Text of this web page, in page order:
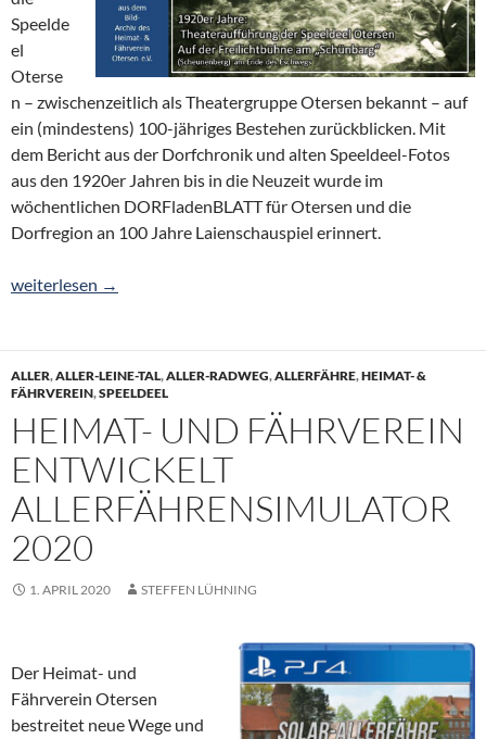
Speelde
el
Oterse
n – zwischenzeitlich als Theatergruppe Otersen bekannt – auf
ein (mindestens) 100-jähriges Bestehen zurückblicken. Mit
dem Bericht aus der Dorfchronik und alten Speeldeel-Fotos
aus den 1920er Jahren bis in die Neuzeit wurde im
wöchentlichen DORFladenBLATT für Otersen und die
Dorfregion an 100 Jahre Laienschauspiel erinnert.
100 Jahre Speeldeel Otersen
weiterlesen →
ALLER,ALLER-LEINE-TAL,ALLER-RADWEG,ALLERFÄHRE,HEIMAT- &
FÄHRVEREIN,SPEELDEEL
HEIMAT- UND FÄHRVEREIN
ENTWICKELT
ALLERFÄHRENSIMULATOR
2020
1. APRIL 2020 STEFFEN LÜHNING
Der Heimat- und
Fährverein Otersen
bestreitet neue Wege und